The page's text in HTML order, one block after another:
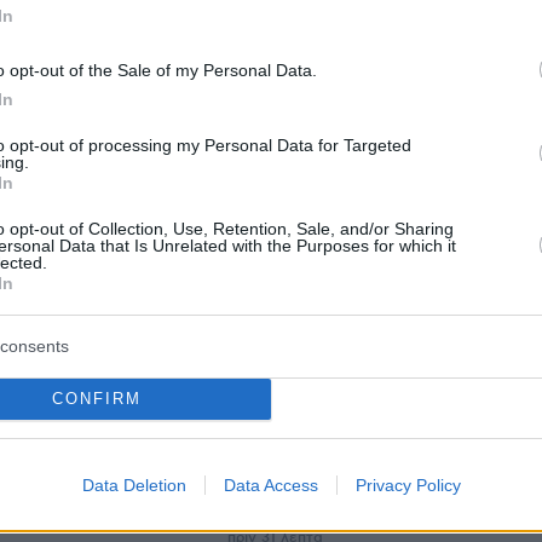
opt-out of the Sale of my Personal Data.
opt-out of processing my Personal Data for Targeted
opt-out of Collection, Use, Retention, Sale, and/or Sharing
Data that Is Unrelated with the Purposes for which it
CONFIRM
Data Deletion Data Access Privacy Policy
στοProtothema.gr
θύμωσε με θεατή
στην
τα επέστρεψε στο
δρόμου στην Κωνσταντινούπολη:
σκότωσε ο πρώην της έξω από
φαρμακείο που είχε πάει με την
αδελφή της
πριν 21 λεπτά
πριν 31 λεπτά